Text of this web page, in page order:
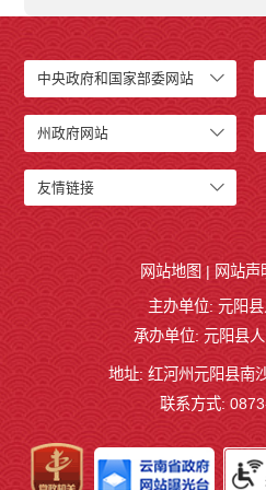
中央政府和国家部委网站
州政府网站
友情链接
网站地图 | 网站声
主办单位: 元阳
承办单位: 元阳县
地址: 红河州元阳县南
联系方式: